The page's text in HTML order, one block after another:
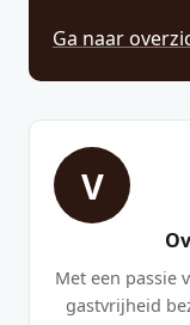
Ga naar
V
Met een passie
gastvrijheid